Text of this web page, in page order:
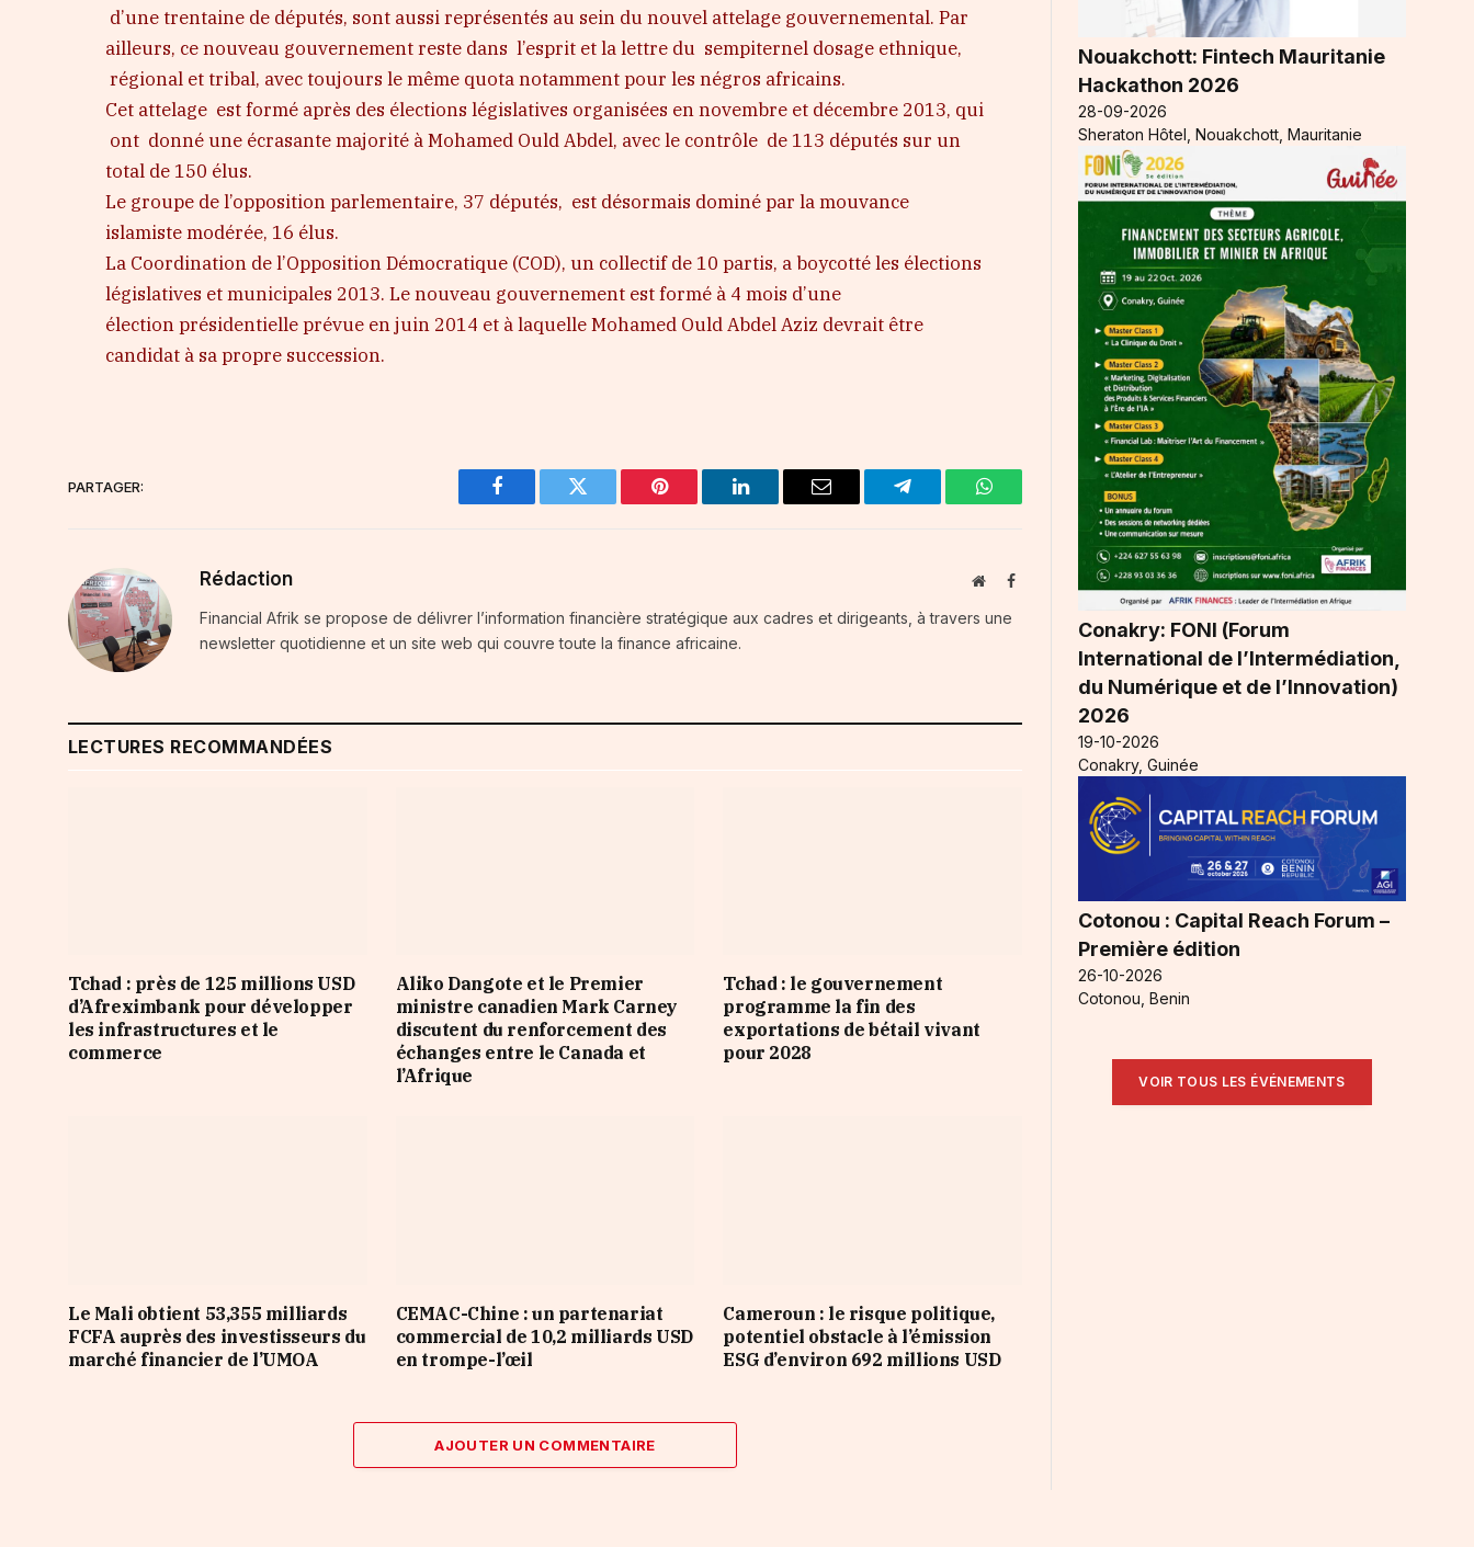
d’une trentaine de députés, sont aussi représentés au sein du nouvel attelage gouvernemental. Par
ailleurs, ce nouveau gouvernement reste dans l’esprit et la lettre du sempiternel dosage ethnique,
régional et tribal, avec toujours le même quota notamment pour les négros africains.
Cet attelage est formé après des élections législatives organisées en novembre et décembre 2013, qui
ont donné une écrasante majorité à Mohamed Ould Abdel, avec le contrôle de 113 députés sur un
total de 150 élus.
Le groupe de l’opposition parlementaire, 37 députés, est désormais dominé par la mouvance
islamiste modérée, 16 élus.
La Coordination de l’Opposition Démocratique (COD), un collectif de 10 partis, a boycotté les élections
législatives et municipales 2013. Le nouveau gouvernement est formé à 4 mois d’une
élection présidentielle prévue en juin 2014 et à laquelle Mohamed Ould Abdel Aziz devrait être
candidat à sa propre succession.
PARTAGER:
Facebook Twitter Pinterest LinkedIn Email Telegram WhatsApp
Rédaction WebsiteFacebook
Financial Afrik se propose de délivrer l’information financière stratégique aux cadres et dirigeants, à travers une
newsletter quotidienne et un site web qui couvre toute la finance africaine.
LECTURES RECOMMANDÉES
Tchad : près de 125 millions USD
d’Afreximbank pour développer
les infrastructures et le
commerce
Aliko Dangote et le Premier
ministre canadien Mark Carney
discutent du renforcement des
échanges entre le Canada et
l’Afrique
Tchad : le gouvernement
programme la fin des
exportations de bétail vivant
pour 2028
Le Mali obtient 53,355 milliards
FCFA auprès des investisseurs du
marché financier de l’UMOA
CEMAC-Chine : un partenariat
commercial de 10,2 milliards USD
en trompe-l’œil
Cameroun : le risque politique,
potentiel obstacle à l’émission
ESG d’environ 692 millions USD
AJOUTER UN COMMENTAIRE
Nouakchott: Fintech Mauritanie
Hackathon 2026
28-09-2026
Sheraton Hôtel, Nouakchott, Mauritanie
Conakry: FONI (Forum
International de l’Intermédiation,
du Numérique et de l’Innovation)
2026
19-10-2026
Conakry, Guinée
Cotonou : Capital Reach Forum –
Première édition
26-10-2026
Cotonou, Benin
VOIR TOUS LES ÉVÉNEMENTS